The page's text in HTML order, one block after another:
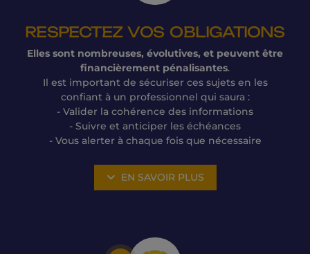
RESPECTEZ VOS OBLIGATIONS
Elles sont nombreuses, évolutives, et peuvent être
financièrement pénalisantes.
Il est important de sécuriser ces sujets en les
confiant à un professionnel qui saura :
- Valider la cohérence des informations
- Suivre et anticiper les échéances
- Vous alerter à chaque fois que nécessaire
EN SAVOIR PLUS